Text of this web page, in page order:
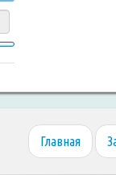
Главная